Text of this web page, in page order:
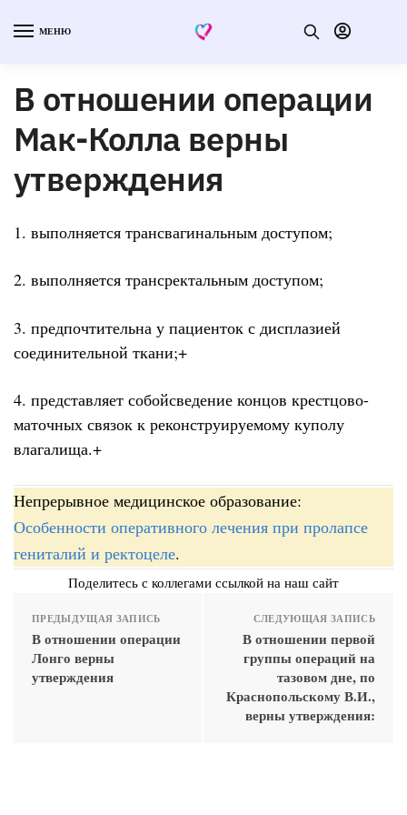
МЕНЮ
В отношении операции
Мак-Колла верны
утверждения
1. выполняется трансвагинальным доступом;
2. выполняется трансректальным доступом;
3. предпочтительна у пациенток с дисплазией
соединительной ткани;+
4. представляет собойсведение концов крестцово-
маточных связок к реконструируемому куполу
влагалища.+
Непрерывное медицинское образование:
Особенности оперативного лечения при пролапсе
гениталий и ректоцеле.
Поделитесь с коллегами ссылкой на наш сайт
ПРЕДЫДУЩАЯ ЗАПИСЬ
В отношении операции
Лонго верны
утверждения
СЛЕДУЮЩАЯ ЗАПИСЬ
В отношении первой
группы операций на
тазовом дне, по
Краснопольскому В.И.,
верны утверждения: